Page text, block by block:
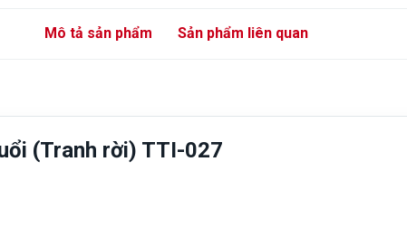
Mô tả sản phẩm Sản phẩm liên quan
(Tranh rời) TTI-027